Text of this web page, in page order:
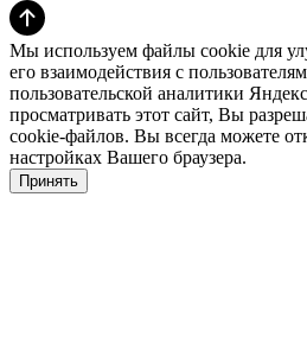
Мы используем файлы cookie для
его взаимодействия с
пользовательской аналитики
просматривать этот сайт, Вы
cookie-файлов. Вы всегда можете
настройках Вашего браузера.
Принять